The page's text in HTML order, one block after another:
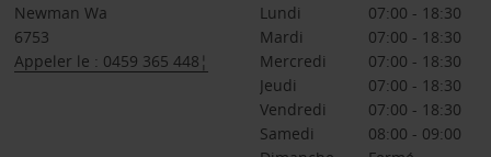
Newman Wa
6753
Appeler le : 0459 365 448¦
Lundi
07:00 - 18:30
Mardi
07:00 - 18:30
Mercredi
07:00 - 18:30
Jeudi
07:00 - 18:30
Vendredi
07:00 - 18:30
Samedi
08:00 - 09:00